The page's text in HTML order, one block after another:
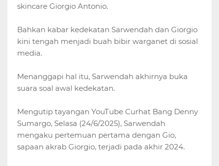
skincare Giorgio Antonio.
Bahkan kabar kedekatan Sarwendah dan Giorgio
kini tengah menjadi buah bibir warganet di sosial
media.
Menanggapi hal itu, Sarwendah akhirnya buka
suara soal awal kedekatan.
Mengutip tayangan YouTube Curhat Bang Denny
Sumargo, Selasa (24/6/2025), Sarwendah
mengaku pertemuan pertama dengan Gio,
sapaan akrab Giorgio, terjadi pada akhir 2024.